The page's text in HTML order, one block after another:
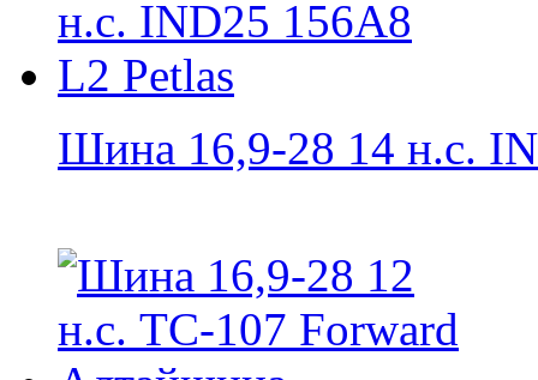
Шина 16,9-28 14 н.с.